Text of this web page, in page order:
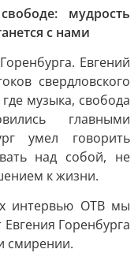
мудрость
с нами
Евгений
свердловского
музыка, свобода
главными
умел говорить
над собой, не
к жизни.
интервью ОТВ мы
Горенбурга
смирении.